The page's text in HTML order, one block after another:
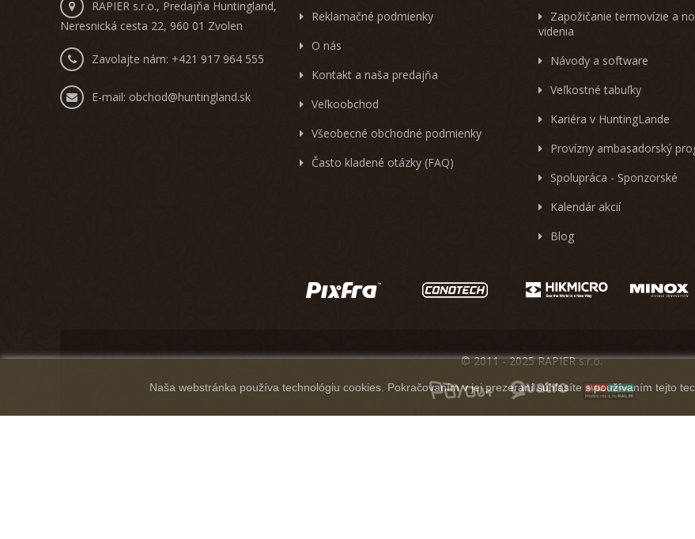
RAPIER s.r.o., Predajňa Huntingland,
Neresnická cesta 22, 960 01 Zvolen
Zavolajte nám: +421 917 964 555
E-mail: obchod@huntingland.sk
Reklamačné podmienky
O nás
Kontakt a naša predajňa
Veľkoobchod
Všeobecné obchodné podmienky
Často kladené otázky (FAQ)
Zapožičanie termovízie a
videnia
Návody a software
Veľkostné tabuľky
Kariéra v HuntingLande
Provízny ambasadorský
Spolupráca - Sponzorské
Kalendár akcií
Blog
Naša webstránka používa technológiu cookies. Pokračovaním v jej prezeraní súhlasíte s používaním tejto
© 2011 - 2025 RAPIER s.r.o.